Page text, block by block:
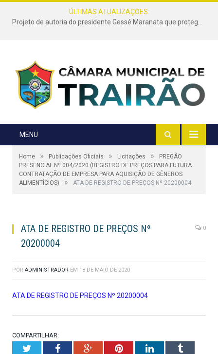
ÚLTIMAS ATUALIZAÇÕES:
Projeto de autoria do presidente Gessé Maranata que protege as estradas vicinais de Trairão é transformado em lei
MENU
Home » Publicações Oficiais » Licitações »
PREGÃO
PRESENCIAL Nº 004/2020 (REGISTRO DE PREÇOS PARA FUTURA
CONTRATAÇÃO DE EMPRESA PARA AQUISIÇÃO DE GÊNEROS
ALIMENTÍCIOS)
» ATA DE REGISTRO DE PREÇOS Nº 20200004
ATA DE REGISTRO DE PREÇOS Nº
20200004
0
POR ADMINISTRADOR EM 18 DE MAIO DE 2020
ATA DE REGISTRO DE PREÇOS Nº 20200004
COMPARTILHAR:
TwitterFacebookGoogle+PinterestLinkedInTumblr